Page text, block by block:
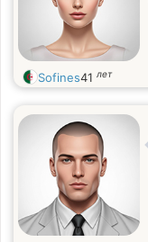
Sofines41 лет